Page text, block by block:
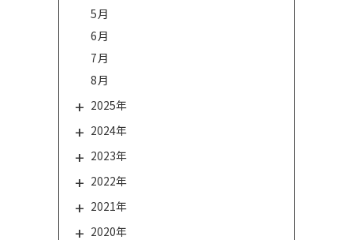
5月
6月
7月
8月
2025年
2024年
2023年
2022年
2021年
2020年